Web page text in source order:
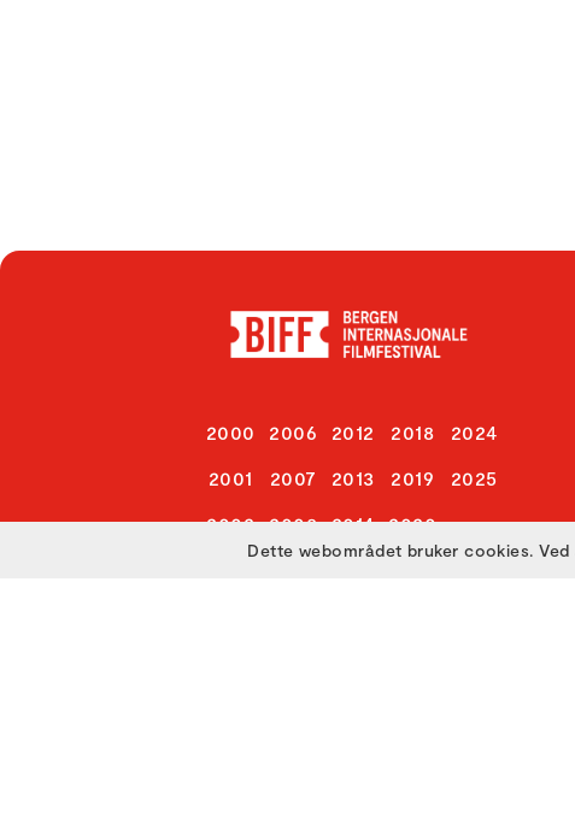
2000
2001
2002
2006
2007
2008
2012
2013
2014
2018
2019
2020
2024
2025
Dette webområdet bruker cookies.